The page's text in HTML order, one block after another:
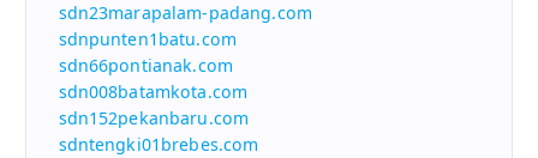
sdn23marapalam-padang.com
sdnpunten1batu.com
sdn66pontianak.com
sdn008batamkota.com
sdn152pekanbaru.com
sdntengki01brebes.com